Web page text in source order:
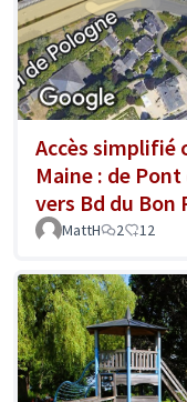
Accès simplifié
Maine : de Pont
vers Bd du Bon
MattH 2 12